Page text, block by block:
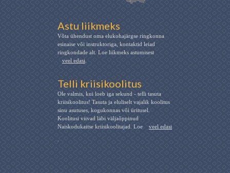
Astu liikmeks
Võta ühendust oma elukohajärgse ringkonna
esinaise või instruktoriga, kontaktid leiad
ringkondade alt. Loe liikmeks astumisest
veel edasi.
Telli kriisikoolitus
Ole valmis, kui loeb iga sekund - telli tasuta
kriisikoolitus! Tasuta ja eluliselt vajalik koolitus
sinu asutuses, kogukonnas või üritusel.
Koolitusi viivad läbi väljaõppinud
Naiskodukaitse kriisikoolitajad. Loe
veel edasi
.